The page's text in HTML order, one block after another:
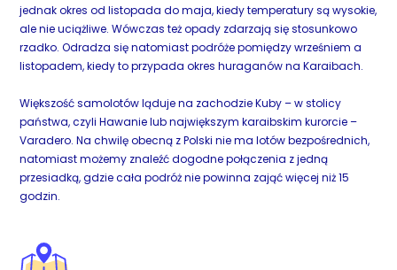
jednak okres od listopada do maja, kiedy temperatury są wysokie,
ale nie uciążliwe. Wówczas też opady zdarzają się stosunkowo
rzadko. Odradza się natomiast podróże pomiędzy wrześniem a
listopadem, kiedy to przypada okres huraganów na Karaibach.
Większość samolotów ląduje na zachodzie Kuby – w stolicy
państwa, czyli Hawanie lub największym karaibskim kurorcie –
Varadero. Na chwilę obecną z Polski nie ma lotów bezpośrednich,
natomiast możemy znaleźć dogodne połączenia z jedną
przesiadką, gdzie cała podróż nie powinna zająć więcej niż 15
godzin.